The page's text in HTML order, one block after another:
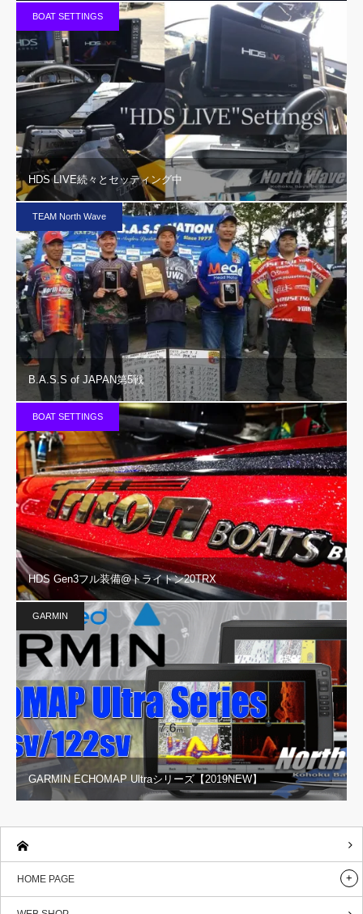
BOAT SETTINGS
HDS LIVE続々とセッティング中
TEAM North Wave
B.A.S.S of JAPAN第5戦
BOAT SETTINGS
HDS Gen3フル装備@トライトン20TRX
GARMIN
GARMIN ECHOMAP Ultraシリーズ【2019NEW】
HOME PAGE